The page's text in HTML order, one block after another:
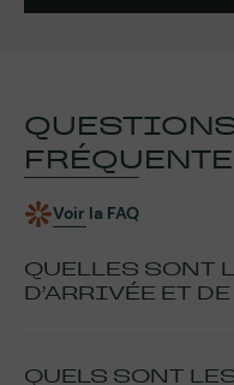
Voir la FAQ
QUELLES SONT
D’ARRIVÉE ET
vous pensez arriver après
QUELS SONT